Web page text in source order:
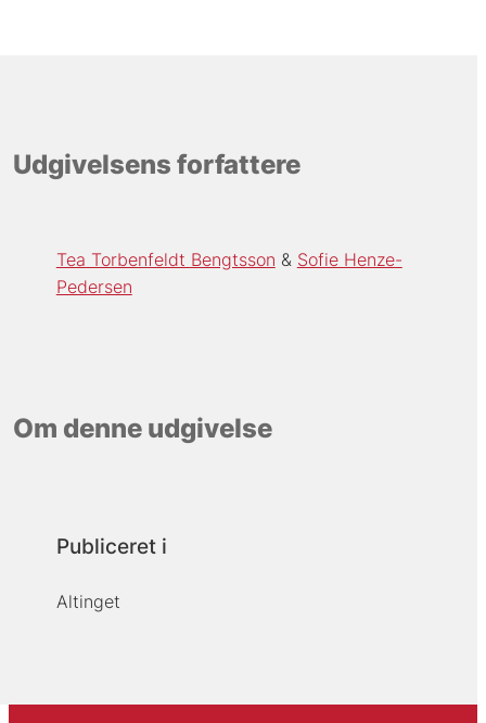
Udgivelsens forfattere
Tea Torbenfeldt Bengtsson
Sofie Henze-
Pedersen
Om denne udgivelse
Publiceret i
Altinget